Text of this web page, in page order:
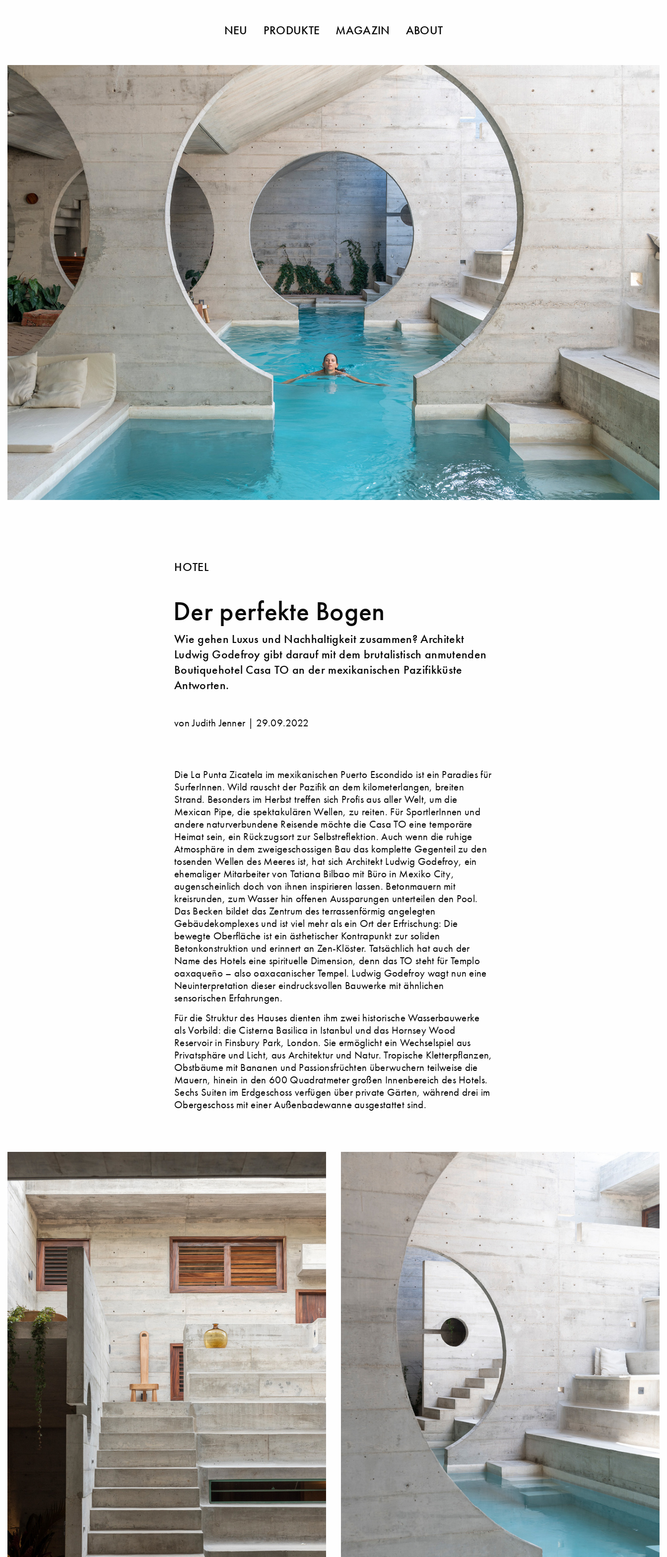
NEU PRODUKTE MAGAZIN ABOUT
HOTEL
Der perfekte Bogen
Wie gehen Luxus und Nachhaltigkeit zusammen? Architekt
Ludwig Godefroy gibt darauf mit dem brutalistisch anmutenden
Boutiquehotel Casa TO an der mexikanischen Pazifikküste
Antworten.
von Judith Jenner | 29.09.2022
Die La Punta Zicatela im mexikanischen Puerto Escondido ist ein Paradies für
SurferInnen. Wild rauscht der Pazifik an dem kilometerlangen, breiten
Strand. Besonders im Herbst treffen sich Profis aus aller Welt, um die
Mexican Pipe, die spektakulären Wellen, zu reiten. Für SportlerInnen und
andere naturverbundene Reisende möchte die Casa TO eine temporäre
Heimat sein, ein Rückzugsort zur Selbstreflektion. Auch wenn die ruhige
Atmosphäre in dem zweigeschossigen Bau das komplette Gegenteil zu den
tosenden Wellen des Meeres ist, hat sich Architekt Ludwig Godefroy, ein
ehemaliger Mitarbeiter von Tatiana Bilbao mit Büro in Mexiko City,
augenscheinlich doch von ihnen inspirieren lassen. Betonmauern mit
kreisrunden, zum Wasser hin offenen Aussparungen unterteilen den Pool.
Das Becken bildet das Zentrum des terrassenförmig angelegten
Gebäudekomplexes und ist viel mehr als ein Ort der Erfrischung: Die
bewegte Oberfläche ist ein ästhetischer Kontrapunkt zur soliden
Betonkonstruktion und erinnert an Zen-Klöster. Tatsächlich hat auch der
Name des Hotels eine spirituelle Dimension, denn das TO steht für Templo
oaxaqueño – also oaxacanischer Tempel. Ludwig Godefroy wagt nun eine
Neuinterpretation dieser eindrucksvollen Bauwerke mit ähnlichen
sensorischen Erfahrungen.
Für die Struktur des Hauses dienten ihm zwei historische Wasserbauwerke
als Vorbild: die Cisterna Basilica in Istanbul und das Hornsey Wood
Reservoir in Finsbury Park, London. Sie ermöglicht ein Wechselspiel aus
Privatsphäre und Licht, aus Architektur und Natur. Tropische Kletterpflanzen,
Obstbäume mit Bananen und Passionsfrüchten überwuchern teilweise die
Mauern, hinein in den 600 Quadratmeter großen Innenbereich des Hotels.
Sechs Suiten im Erdgeschoss verfügen über private Gärten, während drei im
Obergeschoss mit einer Außenbadewanne ausgestattet sind.